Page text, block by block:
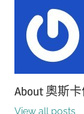
About 奧斯卡
View all posts